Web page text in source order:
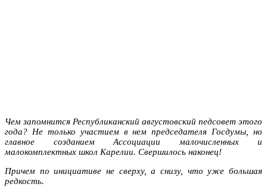
Чем запомнится Республиканский августовский педсовет этого
года? Не только участием в нем председателя Госдумы, но
главное созданием Ассоциации малочисленных и
малокомплектных школ Карелии. Свершилось наконец!
Причем по инициативе не сверху, а снизу, что уже большая
редкость.